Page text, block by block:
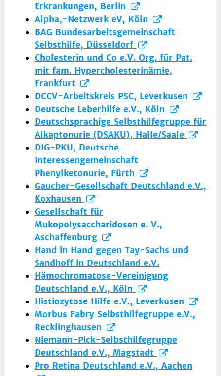
Erkrankungen, Berlin
Alpha1-Netzwerk eV, Köln
BAG Bundesarbeitsgemeinschaft
Selbsthilfe, Düsseldorf
Cholesterin und Co e.V. Org. für Pat.
mit fam. Hypercholesterinämie,
Frankfurt
DCCV-Arbeitskreis PSC, Leverkusen
Deutsche Leberhilfe e.V., Köln
Deutschsprachige Selbsthilfegruppe für
Alkaptonurie (DSAKU), Halle/Saale
DIG-PKU, Deutsche
Interessengemeinschaft
Phenylketonurie, Fürth
Gaucher-Gesellschaft Deutschland e.V.,
Koxhausen
Gesellschaft für
Mukopolysaccharidosen e. V.,
Aschaffenburg
Hand in Hand gegen Tay-Sachs und
Sandhoff in Deutschland e.V.
Hämochromatose-Vereinigung
Deutschland e.V., Köln
Histiozytose Hilfe e.V., Leverkusen
Morbus Fabry Selbsthilfegruppe e.V.,
Recklinghausen
Niemann-Pick-Selbsthilfegruppe
Deutschland e.V., Magstadt
Pro Retina Deutschland e.V., Aachen